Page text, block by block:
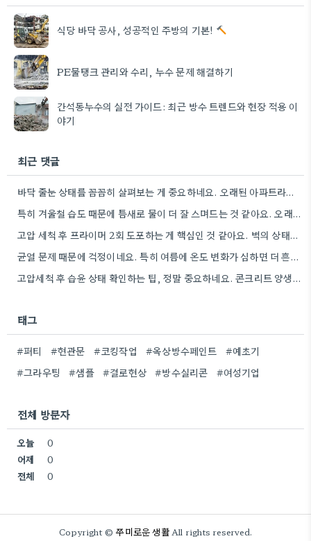
식당 바닥 공사, 성공적인 주방의 기본!
PE물탱크 관리와 수리, 누수 문제 해결하기
간석동누수의 실전 가이드: 최근 방수 트렌드와 현장 적용 이
야기
최근 댓글
바닥 줄눈 상태를 꼼꼼히 살펴보는 게 중요하네요. 오래된 아파트라면 줄눈부터 망가지기 쉬울 것 같아요.
특히 겨울철 습도 때문에 틈새로 물이 더 잘 스며드는 것 같아요. 오래된 건물일수록 이런 부분에…
고압 세척 후 프라이머 2회 도포하는 게 핵심인 것 같아요. 벽의 상태에 따라 흡수율이 달라지니까,…
균열 문제 때문에 걱정이네요. 특히 여름에 온도 변화가 심하면 더 흔할 텐데, 시공 전에 충분한…
고압세척 후 습윤 상태 확인하는 팁, 정말 중요하네요. 콘크리트 양생 기간도 꼼꼼히 확인해야 하는 것…
태그
#퍼티 #현관문 #코킹작업 #옥상방수페인트
#예초기
#그라우팅
#샘플 #결로현상 #방수실리콘 #여성기업
전체 방문자
오늘
0
어제
0
전체
0
Copyright ©쭈미로운 생활All rights reserved.